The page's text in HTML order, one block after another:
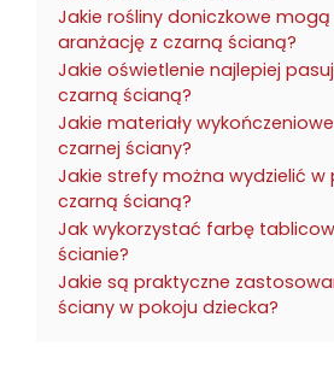
Jakie rośliny doniczkowe mogą
aranżację z czarną ścianą?
Jakie oświetlenie najlepiej
czarną ścianą?
Jakie materiały
czarnej ściany?
Jakie strefy można wydzielić w
czarną ścianą?
Jak wykorzystać farbę
ścianie?
Jakie są praktyczne
ściany w pokoju dziecka?